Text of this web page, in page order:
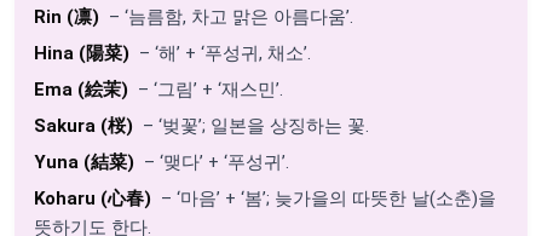
Rin (凛) – ‘늠름함, 차고 맑은 아름다움’.
Hina (陽菜) – ‘해’ + ‘푸성귀, 채소’.
Ema (絵茉) – ‘그림’ + ‘재스민’.
Sakura (桜) – ‘벚꽃’; 일본을 상징하는 꽃.
Yuna (結菜) – ‘맺다’ + ‘푸성귀’.
Koharu (心春) – ‘마음’ + ‘봄’; 늦가을의 따뜻한 날(소춘)을
뜻하기도 한다.